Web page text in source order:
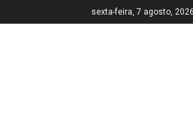
sexta-feira, 7 agosto, 2026